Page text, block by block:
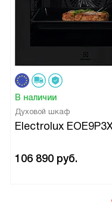
В наличии
Духовой шкаф
Electrolux
106 890 руб.